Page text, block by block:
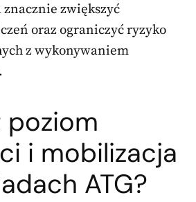
znacznie zwiększyć
oraz ograniczyć ryzyko
z wykonywaniem
poziom
i mobilizacja
ATG?